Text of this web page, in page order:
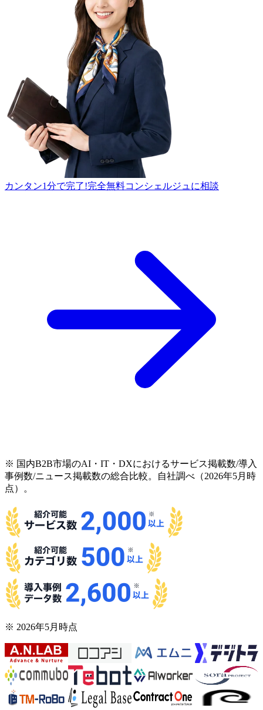
カンタン1分で完了!完全無料コンシェルジュに相談
※ 国内B2B市場のAI・IT・DXにおけるサービス掲載数/導入
事例数/ニュース掲載数の総合比較。自社調べ（2026年5月時
点）。
※ 2026年5月時点